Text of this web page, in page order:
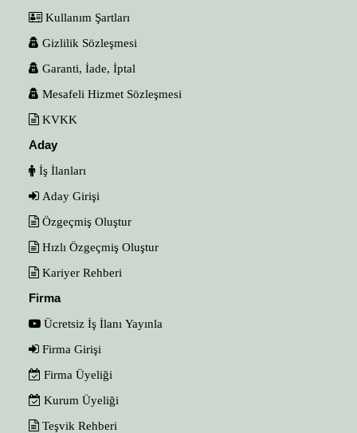
Kullanım Şartları
Gizlilik Sözleşmesi
Garanti, İade, İptal
Mesafeli Hizmet Sözleşmesi
KVKK
Aday
İş İlanları
Aday Girişi
Özgeçmiş Oluştur
Hızlı Özgeçmiş Oluştur
Kariyer Rehberi
Firma
Ücretsiz İş İlanı Yayınla
Firma Girişi
Firma Üyeliği
Kurum Üyeliği
Teşvik Rehberi